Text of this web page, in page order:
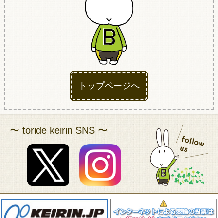
アクセス
トップページへ
〜 toride keirin SNS 〜